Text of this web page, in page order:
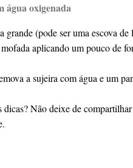
água oxigenada
grande (pode ser uma escova
aplicando um pouco de
a sujeira com água e um
dicas? Não deixe de